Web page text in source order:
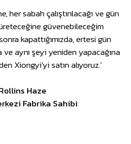
her sabah çalıştırılacağı ve gün
güvenebileceğim
kapattığımızda, ertesi gün
aynı şeyi yeniden yapacağına
Xiongyi'yi satın alıyoruz.'
Haze
Fabrika Sahibi